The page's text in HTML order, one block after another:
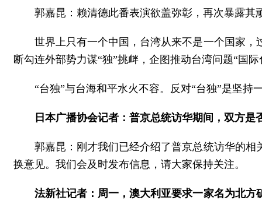
郭嘉昆：赖清德此番表演欲盖弥彰，再次暴露其
世界上只有一个中国，台湾从来不是一个国家
断勾连外部势力谋“独”挑衅，企图推动台湾问题“国
“台独”与台海和平水火不容。反对“台独”是坚持
日本广播协会记者：普京总统访华期间，双方
郭嘉昆：刚才我们已经介绍了普京总统访华的
换意见。我们会及时发布信息，请大家保持关注。
法新社记者：周一，澳大利亚要求一家名为北